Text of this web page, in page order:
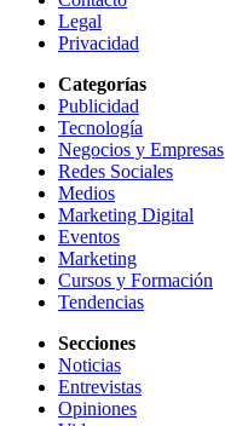
Legal
Privacidad
Categorías
Publicidad
Tecnología
Negocios y Empresas
Redes Sociales
Medios
Marketing Digital
Eventos
Marketing
Cursos y Formación
Tendencias
Secciones
Noticias
Entrevistas
Opiniones